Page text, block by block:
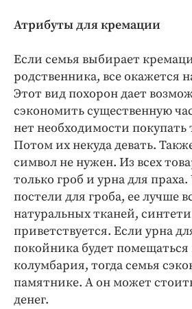
Атрибуты для кремации
Если семья выбирает
родственника, все окажется
Этот вид похорон дает
сэкономить существенную
нет необходимости покупать
Потом их некуда девать.
символ не нужен. Из всех
только гроб и урна для праха.
постели для гроба, ее лучше
натуральных тканей,
приветствуется. Если урна
покойника будет помещаться
колумбария, тогда семья
памятнике. А он может
денег.